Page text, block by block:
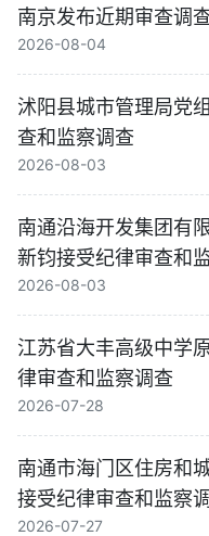
南京发布近期审查调
2026-08-04
沭阳县城市管理局党
查和监察调查
2026-08-03
南通沿海开发集团有
新钧接受纪律审查和
2026-08-03
江苏省大丰高级中学
律审查和监察调查
2026-07-28
南通市海门区住房和
接受纪律审查和监察
2026-07-27